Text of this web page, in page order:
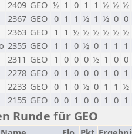
2409 GEO ½ 1 0 1 1 ½ ½ ½
2367 GEO 0 1 1 ½ 1 ½ 0 0
2363 GEO 1 1 ½ ½ ½ ½ ½ ½
2355 GEO 1 1 0 ½ 0 1 1 1
2311 GEO 1 0 0 0 ½ 1 0 0
2278 GEO 0 1 0 0 0 1 0 1
2233 GEO 0 1 0 ½ 0 1 1 ½
2155 GEO 0 0 1 0 0 1 0 1
Runde für GEO